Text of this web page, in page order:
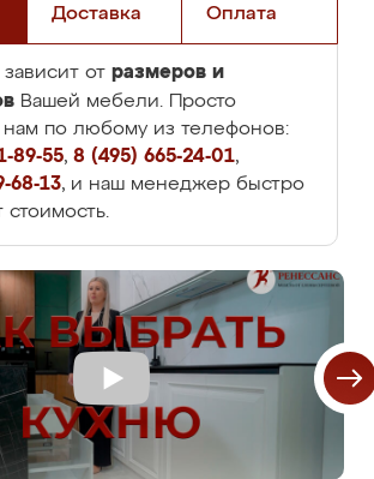
Доставка Оплата
от размеров и
Вашей мебели. Просто
нам по любому из телефонов:
89-55, 8 (495) 665-24-01,
68-13, и наш менеджер быстро
стоимость.